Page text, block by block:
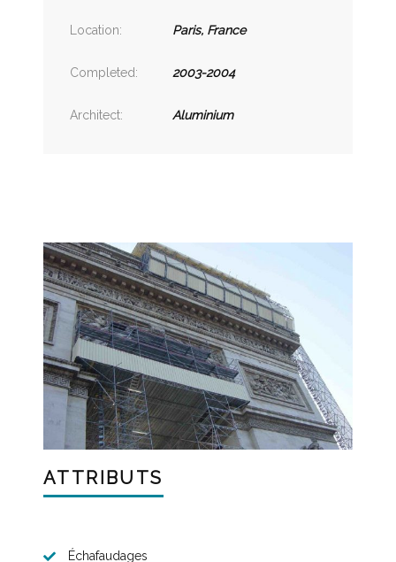
Location: Paris, France
Completed: 2003-2004
Architect: Aluminium
ATTRIBUTS
Échafaudages